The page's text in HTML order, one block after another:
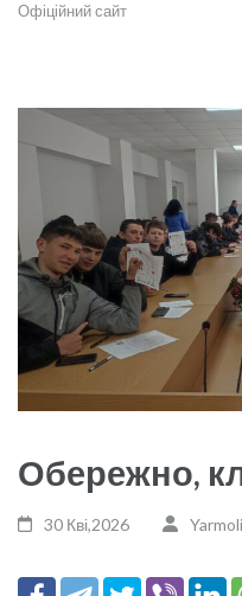
Офіційний сайт
Обережно,
30 Кві,2026